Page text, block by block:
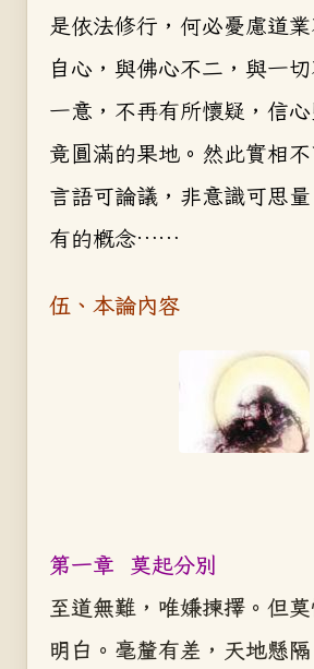
是依法修行，何必憂慮道
自心，與佛心不二，與一
一意，不再有所懷疑，信
竟圓滿的果地。然此實相
言語可論議，非意識可思
有的概念……
伍、本論內容
第一章 莫起分別
至道無難，唯嫌揀擇。但
明白。毫釐有差，天地懸